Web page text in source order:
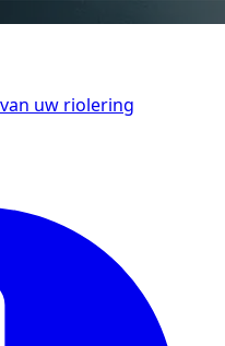
uw riolering